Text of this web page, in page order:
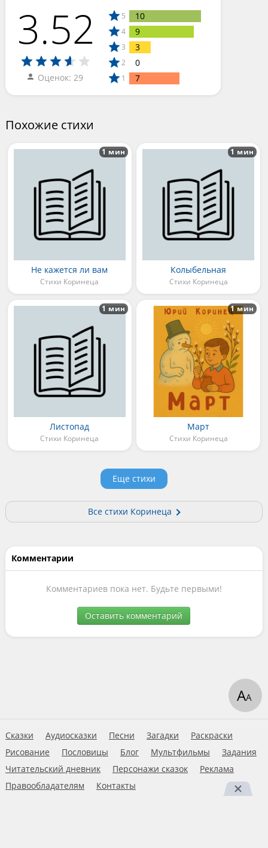
3.52
Оценок: 29
5 10
4 9
3 3
2 0
1 7
Похожие стихи
Не кажется ли вам
Стихи Коринеца
1 мин
Колыбельная
Стихи Коринеца
1 мин
Листопад
Стихи Коринеца
1 мин
Март
Стихи Коринеца
1 мин
Еще стихи
Все стихи Коринеца
Комментарии
Комментариев пока нет. Будьте первыми!
Оставить комментарий
Сказки Аудиосказки Песни Загадки
Раскраски
Рисование
Пословицы Блог Мультфильмы
Задания
Читательский дневник
Персонажи сказок
Реклама
Правообладателям
Контакты
АА